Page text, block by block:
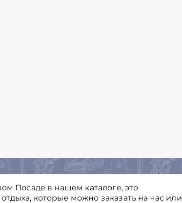
Посаде в нашем каталоге, это
которые можно заказать на час или